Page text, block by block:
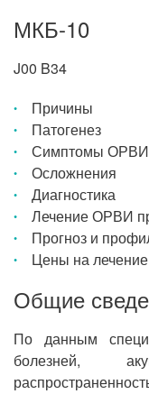
МКБ-10
J00 B34
Причины
Патогенез
Симптомы ОРВИ
Осложнения
Диагностика
Лечение ОРВИ
Прогноз и
Цены на лечение
Общие
По данным
болезней,